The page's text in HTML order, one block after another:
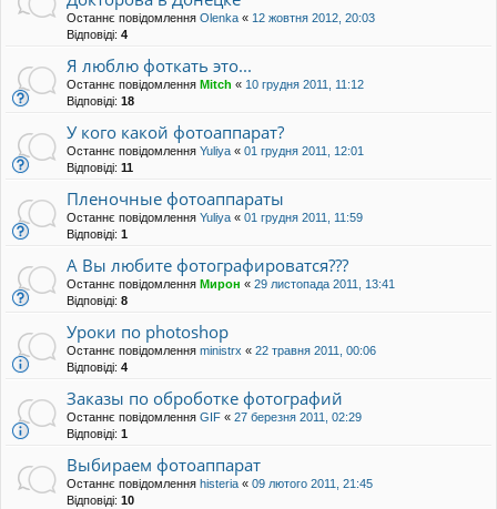
Останнє повідомлення Olenka « 12 жовтня 2012, 20:03
Відповіді: 4
Я люблю фоткать это...
Останнє повідомлення Mitch « 10 грудня 2011, 11:12
Відповіді: 18
У кого какой фотоаппарат?
Останнє повідомлення Yuliya « 01 грудня 2011, 12:01
Відповіді: 11
Пленочные фотоаппараты
Останнє повідомлення Yuliya « 01 грудня 2011, 11:59
Відповіді: 1
А Вы любите фотографироватся???
Останнє повідомлення Мирон « 29 листопада 2011, 13:41
Відповіді: 8
Уроки по photoshop
Останнє повідомлення ministrx « 22 травня 2011, 00:06
Відповіді: 4
Заказы по оброботке фотографий
Останнє повідомлення GIF « 27 березня 2011, 02:29
Відповіді: 1
Выбираем фотоаппарат
Останнє повідомлення histeria « 09 лютого 2011, 21:45
Відповіді: 10